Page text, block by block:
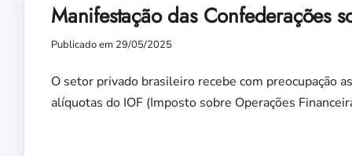
Manifestação das Confederações
Publicado em 29/05/2025
O setor privado brasileiro recebe com preocupação
alíquotas do IOF (Imposto sobre Operações